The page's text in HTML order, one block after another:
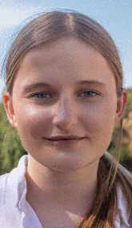
Più lette
Figline Incisa
Piscina di
Pnrr, il gruppo
ringraziamento
Cronaca 4 Agosto
Un anno fa la
Gianni, Giulia